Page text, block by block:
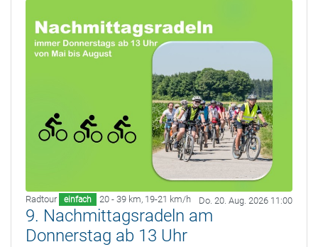
Radtour einfach 20 - 39 km, 19-21 km/h Do. 20. Aug. 2026 11:00
9. Nachmittagsradeln am
Donnerstag ab 13 Uhr